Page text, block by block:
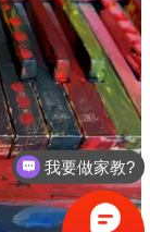
我要做家教?